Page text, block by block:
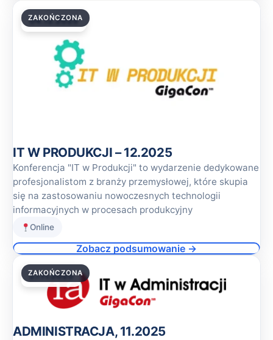
04.12.2025
ZAKOŃCZONA
IT W PRODUKCJI – 12.2025
Konferencja "IT w Produkcji" to wydarzenie dedykowane
profesjonalistom z branży przemysłowej, które skupia
się na zastosowaniu nowoczesnych technologii
informacyjnych w procesach produkcyjny
Online
Zobacz podsumowanie →
27.11.2025
ZAKOŃCZONA
ADMINISTRACJA, 11.2025